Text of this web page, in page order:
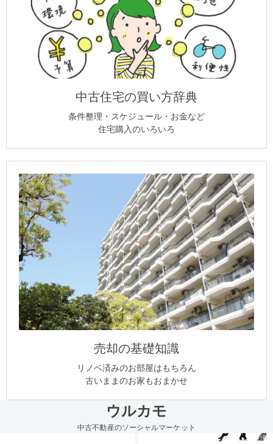
中古住宅の買い方辞典
条件整理・スケジュール・お金など
住宅購入のいろいろ
売却の基礎知識
リノベ済みのお部屋はもちろん
古いままのお家もおまかせ
ウルカモ
中古不動産のソーシャルマーケット